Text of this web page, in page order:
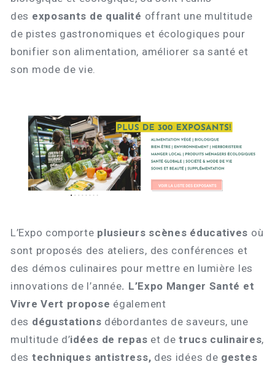
des exposants de qualité offrant une multitude
de pistes gastronomiques et écologiques pour
bonifier son alimentation, améliorer sa santé et
son mode de vie.
L’Expo comporte plusieurs scènes éducatives où
sont proposés des ateliers, des conférences et
des démos culinaires pour mettre en lumière les
innovations de l’année. L’Expo Manger Santé et
Vivre Vert propose également
des dégustations débordantes de saveurs, une
multitude d’idées de repas et detrucs culinaires,
des techniques antistress, des idées de gestes